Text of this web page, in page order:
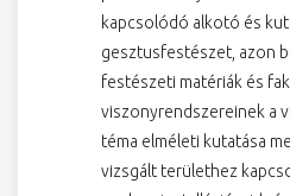
kapcsolódó alkotó és
gesztusfestészet, azon
festészeti matériák és
viszonyrendszereinek a
téma elméleti kutatása
vizsgált területhez